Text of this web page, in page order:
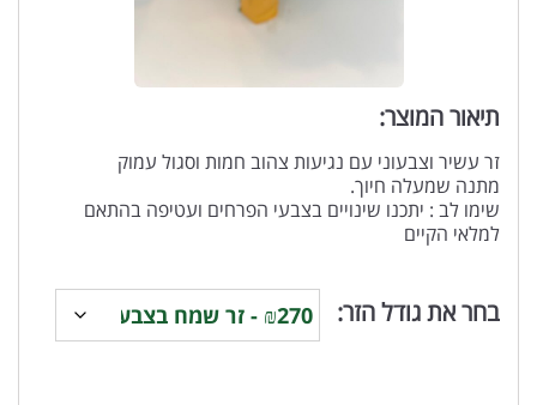
תיאור המוצר:
זר עשיר וצבעוני עם נגיעות צהוב חמות וסגול עמוק
מתנה שמעלה חיוך.
שימו לב : יתכנו שינויים בצבעי הפרחים ועטיפה בהתאם
למלאי הקיים
בחר את גודל הזר: